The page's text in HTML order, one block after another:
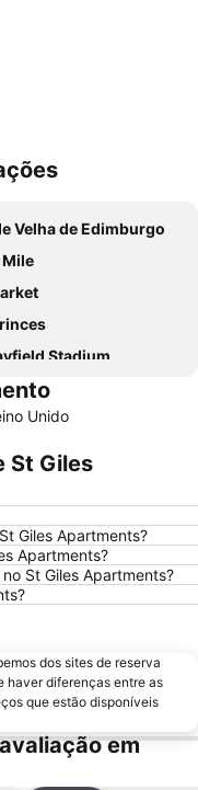
Velha de Edimburgo
Mile
Stadium
Nacional da Escócia
Mile Gallery
Park
Park
Dungeon
Marathon Festival
Unido
St Giles
Giles Apartments?
Apartments?
St Giles Apartments?
dos sites de reserva
haver diferenças entre as
que estão disponíveis
em